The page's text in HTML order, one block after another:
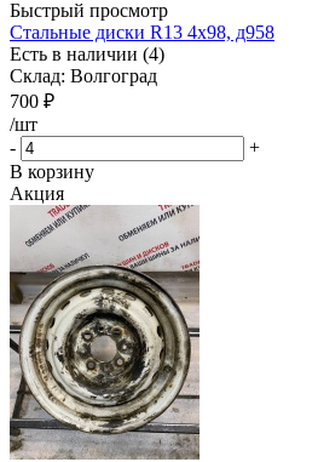
Быстрый просмотр
Стальные диски R13 4x98, д958
Есть в наличии (4)
Склад: Волгоград
700 ₽
/шт
-
+
В корзину
Акция